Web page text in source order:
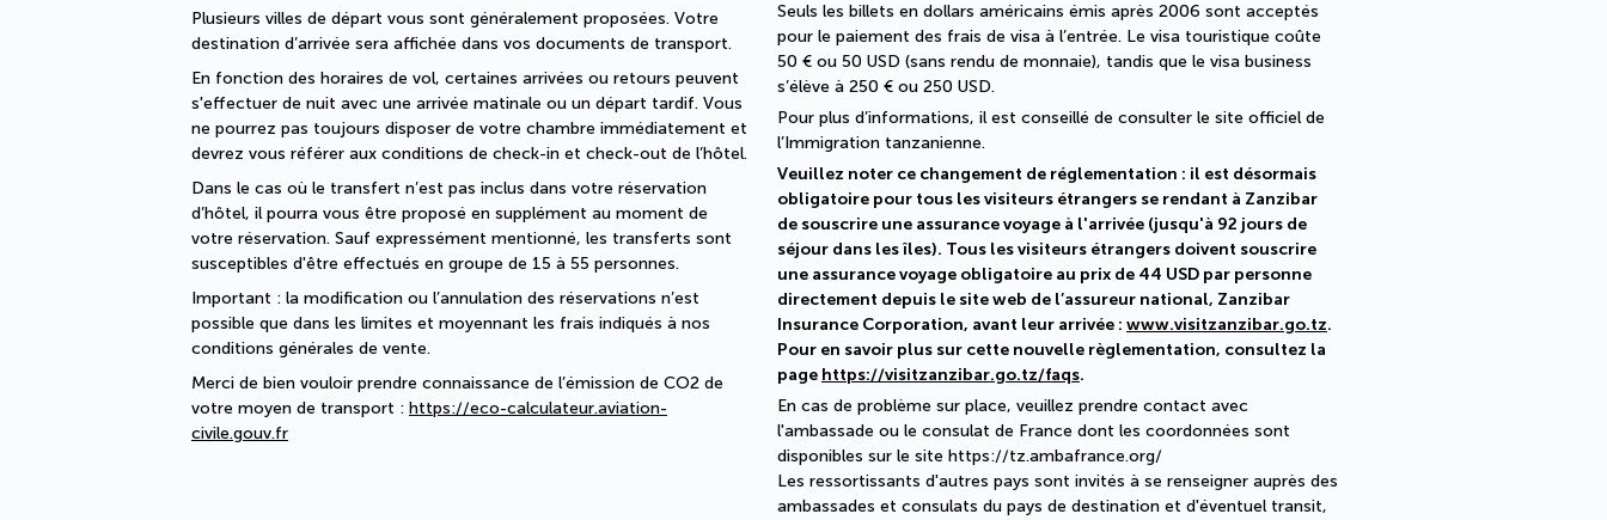
Plusieurs villes de départ vous sont généralement proposées. Votre
destination d’arrivée sera affichée dans vos documents de transport.
En fonction des horaires de vol, certaines arrivées ou retours peuvent
s'effectuer de nuit avec une arrivée matinale ou un départ tardif. Vous
ne pourrez pas toujours disposer de votre chambre immédiatement et
devrez vous référer aux conditions de check-in et check-out de l’hôtel.
Dans le cas où le transfert n’est pas inclus dans votre réservation
d’hôtel, il pourra vous être proposé en supplément au moment de
votre réservation. Sauf expressément mentionné, les transferts sont
susceptibles d'être effectués en groupe de 15 à 55 personnes.
Important : la modification ou l’annulation des réservations n’est
possible que dans les limites et moyennant les frais indiqués à nos
conditions générales de vente.
Merci de bien vouloir prendre connaissance de l’émission de CO2 de
votre moyen de transport : https://eco-calculateur.aviation-
civile.gouv.fr
Seuls les billets en dollars américains émis après 2006 sont acceptés
pour le paiement des frais de visa à l’entrée. Le visa touristique coûte
50 € ou 50 USD (sans rendu de monnaie), tandis que le visa business
s’élève à 250 € ou 250 USD.
Pour plus d’informations, il est conseillé de consulter le site officiel de
l’Immigration tanzanienne.
Veuillez noter ce changement de réglementation : il est désormais
obligatoire pour tous les visiteurs étrangers se rendant à Zanzibar
de souscrire une assurance voyage à l'arrivée (jusqu'à 92 jours de
séjour dans les îles). Tous les visiteurs étrangers doivent souscrire
une assurance voyage obligatoire au prix de 44 USD par personne
directement depuis le site web de l’assureur national, Zanzibar
Insurance Corporation, avant leur arrivée : www.visitzanzibar.go.tz.
Pour en savoir plus sur cette nouvelle règlementation, consultez la
page https://visitzanzibar.go.tz/faqs.
En cas de problème sur place, veuillez prendre contact avec
l'ambassade ou le consulat de France dont les coordonnées sont
disponibles sur le site https://tz.ambafrance.org/
Les ressortissants d'autres pays sont invités à se renseigner auprès des
ambassades et consulats du pays de destination et d'éventuel transit,